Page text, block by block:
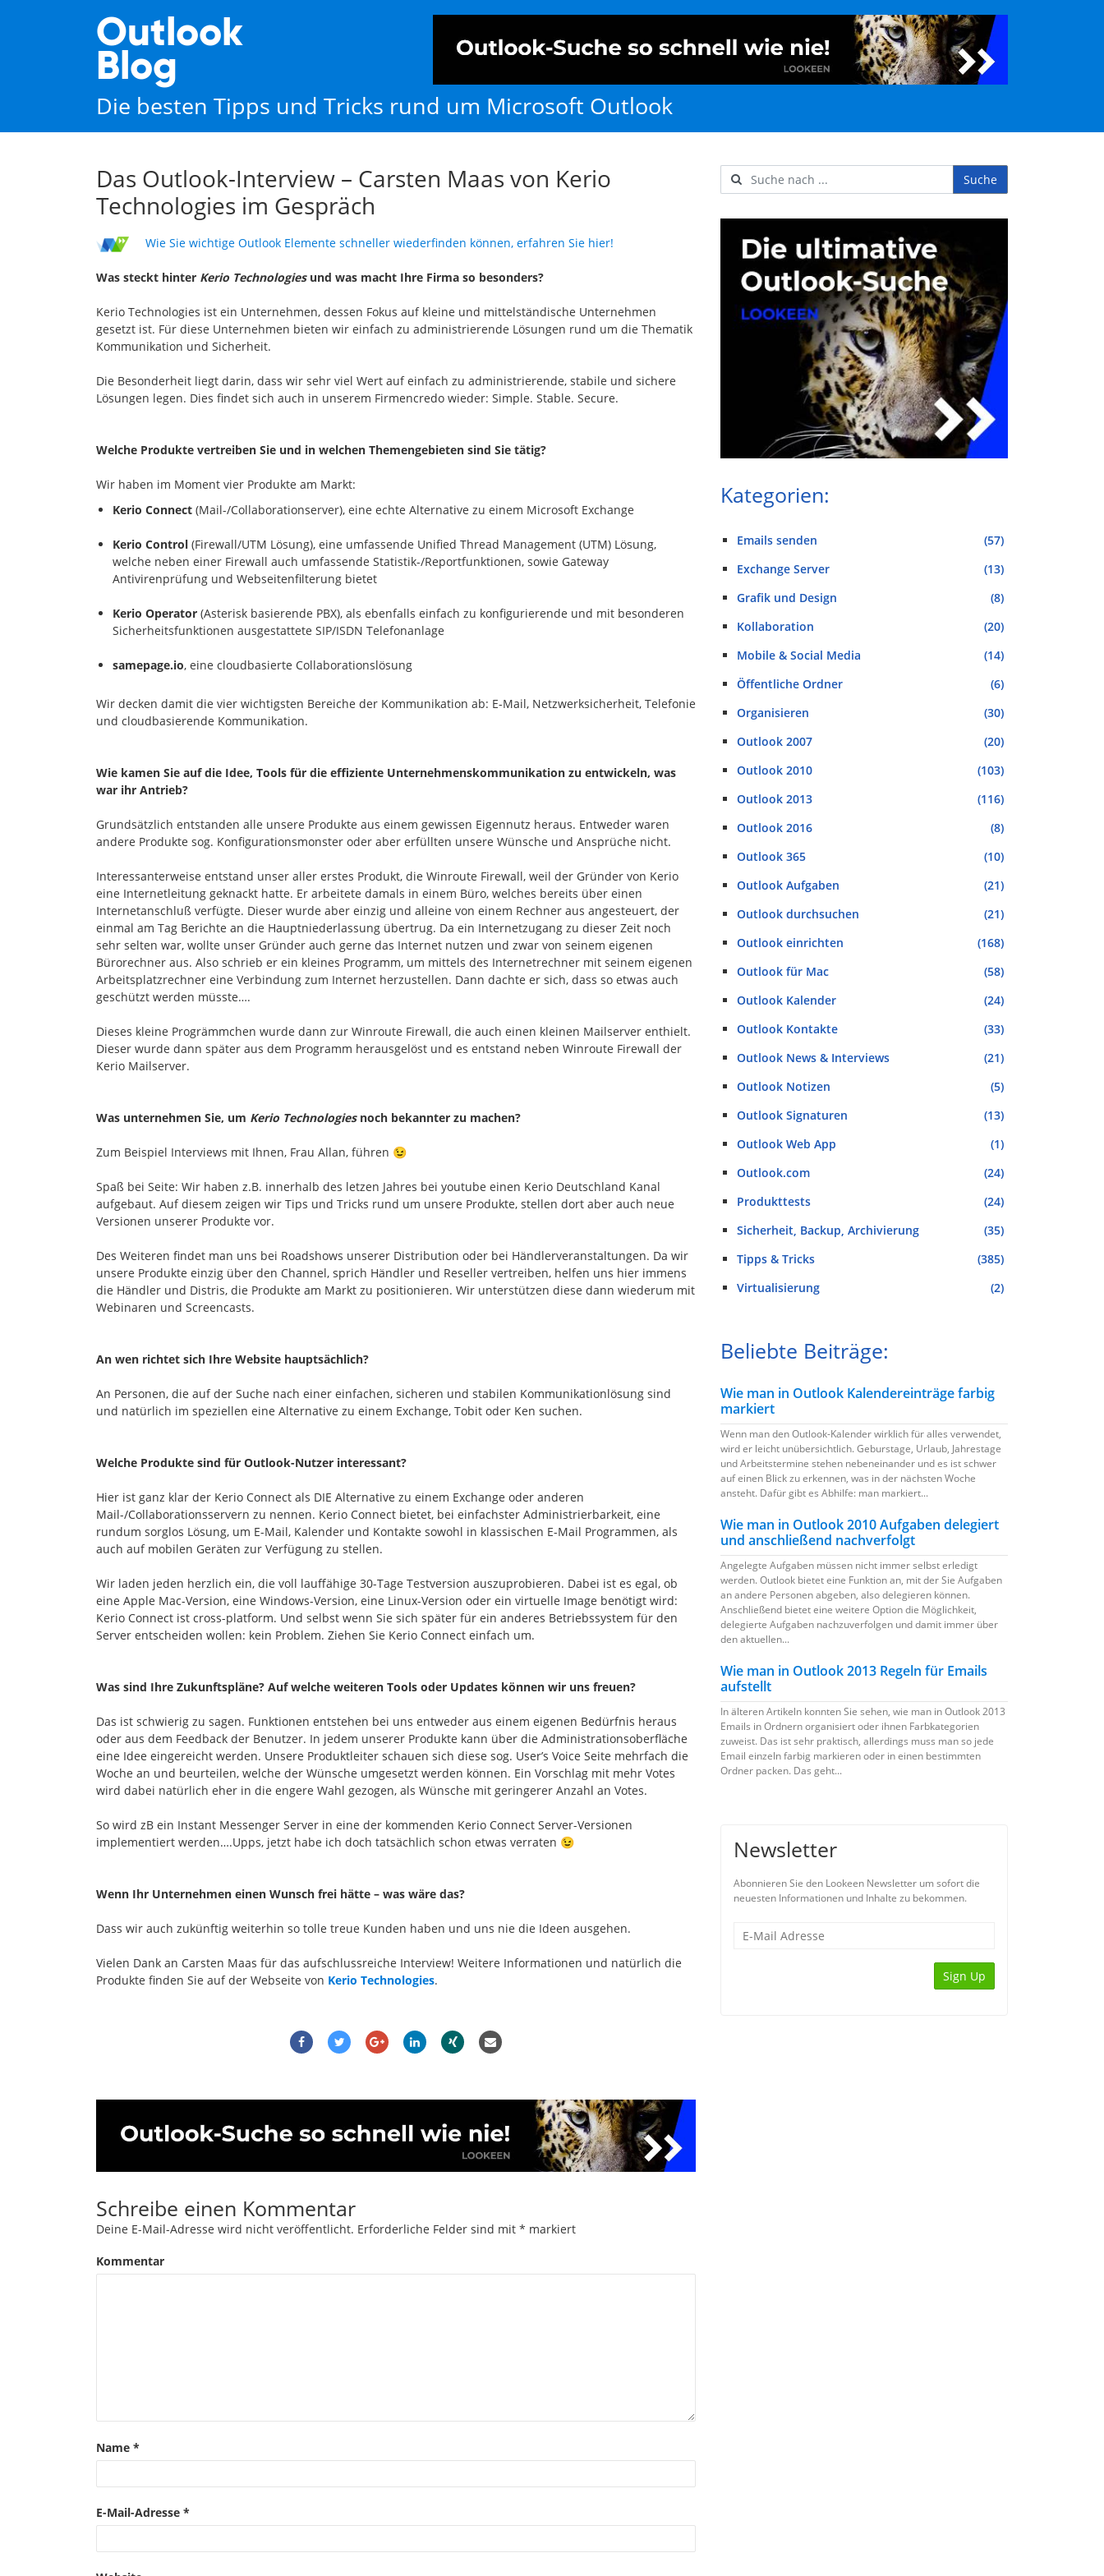
Outlook
Blog
Die besten Tipps und Tricks rund um Microsoft Outlook
Das Outlook-Interview – Carsten Maas von Kerio
Technologies im Gespräch
Wie Sie wichtige Outlook Elemente schneller wiederfinden können, erfahren Sie hier!
Was steckt hinter Kerio Technologies und was macht Ihre Firma so besonders?
Kerio Technologies ist ein Unternehmen, dessen Fokus auf kleine und mittelständische Unternehmen
gesetzt ist. Für diese Unternehmen bieten wir einfach zu administrierende Lösungen rund um die Thematik
Kommunikation und Sicherheit.
Die Besonderheit liegt darin, dass wir sehr viel Wert auf einfach zu administrierende, stabile und sichere
Lösungen legen. Dies findet sich auch in unserem Firmencredo wieder: Simple. Stable. Secure.
Welche Produkte vertreiben Sie und in welchen Themengebieten sind Sie tätig?
Wir haben im Moment vier Produkte am Markt:
Kerio Connect (Mail-/Collaborationserver), eine echte Alternative zu einem Microsoft Exchange
Kerio Control (Firewall/UTM Lösung), eine umfassende Unified Thread Management (UTM) Lösung,
welche neben einer Firewall auch umfassende Statistik-/Reportfunktionen, sowie Gateway
Antivirenprüfung und Webseitenfilterung bietet
Kerio Operator (Asterisk basierende PBX), als ebenfalls einfach zu konfigurierende und mit besonderen
Sicherheitsfunktionen ausgestattete SIP/ISDN Telefonanlage
samepage.io, eine cloudbasierte Collaborationslösung
Wir decken damit die vier wichtigsten Bereiche der Kommunikation ab: E-Mail, Netzwerksicherheit, Telefonie
und cloudbasierende Kommunikation.
Wie kamen Sie auf die Idee, Tools für die effiziente Unternehmenskommunikation zu entwickeln, was
war ihr Antrieb?
Grundsätzlich entstanden alle unsere Produkte aus einem gewissen Eigennutz heraus. Entweder waren
andere Produkte sog. Konfigurationsmonster oder aber erfüllten unsere Wünsche und Ansprüche nicht.
Interessanterweise entstand unser aller erstes Produkt, die Winroute Firewall, weil der Gründer von Kerio
eine Internetleitung geknackt hatte. Er arbeitete damals in einem Büro, welches bereits über einen
Internetanschluß verfügte. Dieser wurde aber einzig und alleine von einem Rechner aus angesteuert, der
einmal am Tag Berichte an die Hauptniederlassung übertrug. Da ein Internetzugang zu dieser Zeit noch
sehr selten war, wollte unser Gründer auch gerne das Internet nutzen und zwar von seinem eigenen
Bürorechner aus. Also schrieb er ein kleines Programm, um mittels des Internetrechner mit seinem eigenen
Arbeitsplatzrechner eine Verbindung zum Internet herzustellen. Dann dachte er sich, dass so etwas auch
geschützt werden müsste….
Dieses kleine Progrämmchen wurde dann zur Winroute Firewall, die auch einen kleinen Mailserver enthielt.
Dieser wurde dann später aus dem Programm herausgelöst und es entstand neben Winroute Firewall der
Kerio Mailserver.
Was unternehmen Sie, um Kerio Technologiesnoch bekannter zu machen?
Zum Beispiel Interviews mit Ihnen, Frau Allan, führen 😉
Spaß bei Seite: Wir haben z.B. innerhalb des letzen Jahres bei youtube einen Kerio Deutschland Kanal
aufgebaut. Auf diesem zeigen wir Tips und Tricks rund um unsere Produkte, stellen dort aber auch neue
Versionen unserer Produkte vor.
Des Weiteren findet man uns bei Roadshows unserer Distribution oder bei Händlerveranstaltungen. Da wir
unsere Produkte einzig über den Channel, sprich Händler und Reseller vertreiben, helfen uns hier immens
die Händler und Distris, die Produkte am Markt zu positionieren. Wir unterstützen diese dann wiederum mit
Webinaren und Screencasts.
An wen richtet sich Ihre Website hauptsächlich?
An Personen, die auf der Suche nach einer einfachen, sicheren und stabilen Kommunikationlösung sind
und natürlich im speziellen eine Alternative zu einem Exchange, Tobit oder Ken suchen.
Welche Produkte sind für Outlook-Nutzer interessant?
Hier ist ganz klar der Kerio Connect als DIE Alternative zu einem Exchange oder anderen
Mail-/Collaborationsservern zu nennen. Kerio Connect bietet, bei einfachster Administrierbarkeit, eine
rundum sorglos Lösung, um E-Mail, Kalender und Kontakte sowohl in klassischen E-Mail Programmen, als
auch auf mobilen Geräten zur Verfügung zu stellen.
Wir laden jeden herzlich ein, die voll lauffähige 30-Tage Testversion auszuprobieren. Dabei ist es egal, ob
eine Apple Mac-Version, eine Windows-Version, eine Linux-Version oder ein virtuelle Image benötigt wird:
Kerio Connect ist cross-platform. Und selbst wenn Sie sich später für ein anderes Betriebssystem für den
Server entscheiden wollen: kein Problem. Ziehen Sie Kerio Connect einfach um.
Was sind Ihre Zukunftspläne? Auf welche weiteren Tools oder Updates können wir uns freuen?
Das ist schwierig zu sagen. Funktionen entstehen bei uns entweder aus einem eigenen Bedürfnis heraus
oder aus dem Feedback der Benutzer. In jedem unserer Produkte kann über die Administrationsoberfläche
eine Idee eingereicht werden. Unsere Produktleiter schauen sich diese sog. User’s Voice Seite mehrfach die
Woche an und beurteilen, welche der Wünsche umgesetzt werden können. Ein Vorschlag mit mehr Votes
wird dabei natürlich eher in die engere Wahl gezogen, als Wünsche mit geringerer Anzahl an Votes.
So wird zB ein Instant Messenger Server in eine der kommenden Kerio Connect Server-Versionen
implementiert werden….Upps, jetzt habe ich doch tatsächlich schon etwas verraten 😉
Wenn Ihr Unternehmen einen Wunsch frei hätte – was wäre das?
Dass wir auch zukünftig weiterhin so tolle treue Kunden haben und uns nie die Ideen ausgehen.
Vielen Dank an Carsten Maas für das aufschlussreiche Interview! Weitere Informationen und natürlich die
Produkte finden Sie auf der Webseite von Kerio Technologies.
Schreibe einen Kommentar
Deine E-Mail-Adresse wird nicht veröffentlicht. Erforderliche Felder sind mit * markiert
Kommentar
Name *
E-Mail-Adresse *
Username
Suche
Kategorien:
Emails senden
(57)
Exchange Server
(13)
Grafik und Design
(8)
Kollaboration
(20)
Mobile & Social Media
(14)
Öffentliche Ordner
(6)
Organisieren
(30)
Outlook 2007
(20)
Outlook 2010
(103)
Outlook 2013
(116)
Outlook 2016
(8)
Outlook 365
(10)
Outlook Aufgaben
(21)
Outlook durchsuchen
(21)
Outlook einrichten
(168)
Outlook für Mac
(58)
Outlook Kalender
(24)
Outlook Kontakte
(33)
Outlook News & Interviews
(21)
Outlook Notizen
(5)
Outlook Signaturen
(13)
Outlook Web App
(1)
Outlook.com
(24)
Produkttests
(24)
Sicherheit, Backup, Archivierung
(35)
Tipps & Tricks
(385)
Virtualisierung
(2)
Beliebte Beiträge:
Wie man in Outlook Kalendereinträge farbig
markiert
Wenn man den Outlook-Kalender wirklich für alles verwendet,
wird er leicht unübersichtlich. Geburstage, Urlaub, Jahrestage
und Arbeitstermine stehen nebeneinander und es ist schwer
auf einen Blick zu erkennen, was in der nächsten Woche
ansteht. Dafür gibt es Abhilfe: man markiert...
Wie man in Outlook 2010 Aufgaben delegiert
und anschließend nachverfolgt
Angelegte Aufgaben müssen nicht immer selbst erledigt
werden. Outlook bietet eine Funktion an, mit der Sie Aufgaben
an andere Personen abgeben, also delegieren können.
Anschließend bietet eine weitere Option die Möglichkeit,
delegierte Aufgaben nachzuverfolgen und damit immer über
den aktuellen...
Wie man in Outlook 2013 Regeln für Emails
aufstellt
In älteren Artikeln konnten Sie sehen, wie man in Outlook 2013
Emails in Ordnern organisiert oder ihnen Farbkategorien
zuweist. Das ist sehr praktisch, allerdings muss man so jede
Email einzeln farbig markieren oder in einen bestimmten
Ordner packen. Das geht...
Newsletter
Abonnieren Sie den Lookeen Newsletter um sofort die
neuesten Informationen und Inhalte zu bekommen.
Sign Up